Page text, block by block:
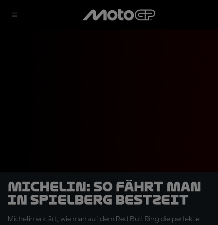
Michelin: So fährt man
in Spielberg Bestzeit
Michelin erklärt, wie man auf dem Red Bull Ring die perfekte